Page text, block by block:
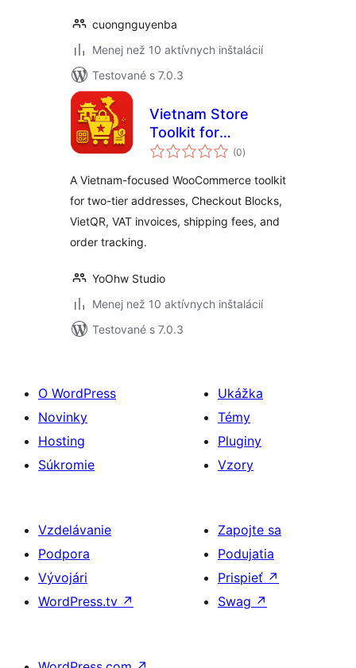
cuongnguyenba
Menej než 10 aktívnych inštalácií
Testované s 7.0.3
Vietnam Store
Toolkit for
WooCommerce
(0celkové
hodnotenie
)
A Vietnam-focused WooCommerce toolkit
for two-tier addresses, Checkout Blocks,
VietQR, VAT invoices, shipping fees, and
order tracking.
YoOhw Studio
Menej než 10 aktívnych inštalácií
Testované s 7.0.3
O WordPress
Novinky
Hosting
Súkromie
Ukážka
Témy
Pluginy
Vzory
Vzdelávanie
Podpora
Vývojári
WordPress.tv ↗
Zapojte sa
Podujatia
Prispieť ↗
Swag ↗